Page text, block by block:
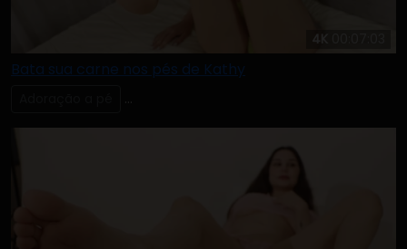
4K
Bata sua carne nos pés de Kathy